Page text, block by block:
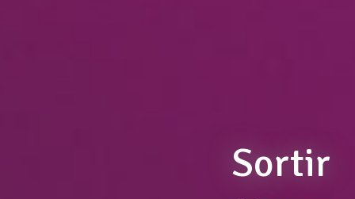
Sortir